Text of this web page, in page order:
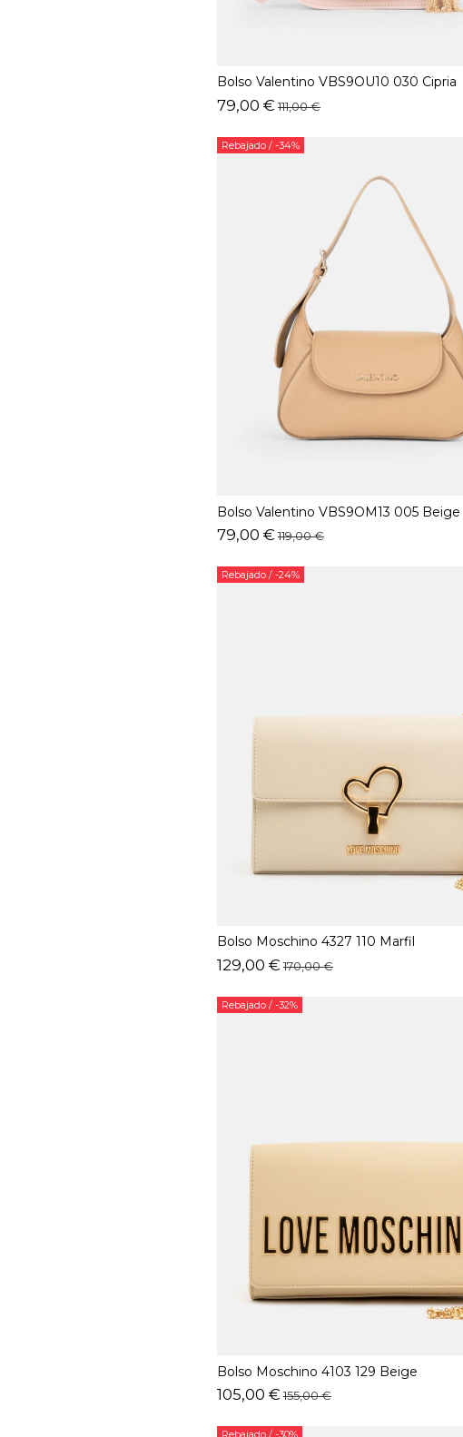
Bolso Valentino VBS9OU10 030 Cipria
79,00 € 111,00 €
Rebajado / -34%
Bolso Valentino VBS9OM13 005 Beige
79,00 € 119,00 €
Rebajado / -24%
Bolso Moschino 4327 110 Marfil
129,00 € 170,00 €
Rebajado / -32%
Bolso Moschino 4103 129 Beige
105,00 € 155,00 €
Rebajado / -30%